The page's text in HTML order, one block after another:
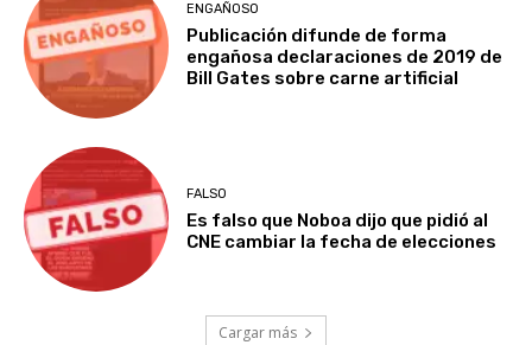
ENGAÑOSO
Publicación difunde de forma
engañosa declaraciones de 2019 de
Bill Gates sobre carne artificial
FALSO
Es falso que Noboa dijo que pidió al
CNE cambiar la fecha de elecciones
Cargar más